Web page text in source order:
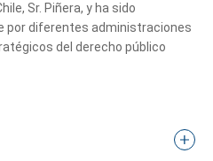
Sr. Piñera, y ha sido
por diferentes administraciones
del derecho público